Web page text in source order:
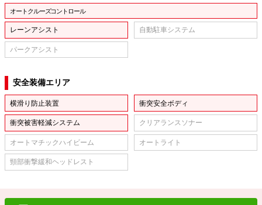
オートクルーズコントロール
レーンアシスト 自動駐車システム
パークアシスト
安全装備エリア
横滑り防止装置 衝突安全ボディ
衝突被害軽減システム クリアランスソナー
オートマチックハイビーム オートライト
頸部衝撃緩和ヘッドレスト